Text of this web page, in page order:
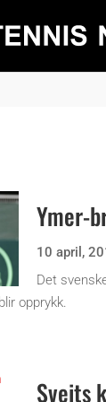
Ymer-
10 april,
Det
opprykk.
Sveits